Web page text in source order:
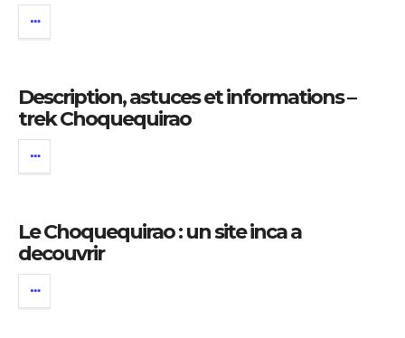
Description, astuces et informations –
trek Choquequirao
Le Choquequirao : un site inca a
decouvrir